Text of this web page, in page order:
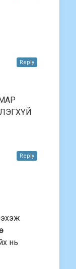
Reply
нь
Reply